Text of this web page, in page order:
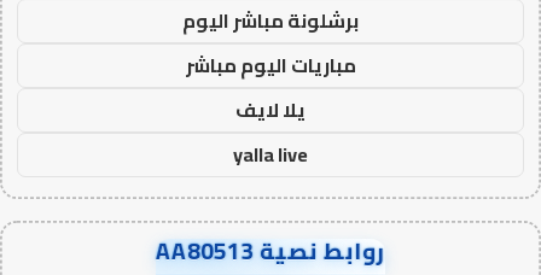
برشلونة مباشر اليوم
مباريات اليوم مباشر
يلا لايف
yalla live
روابط نصية AA80513